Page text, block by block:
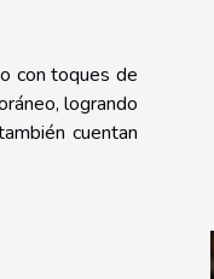
con toques de
logrando
cuentan